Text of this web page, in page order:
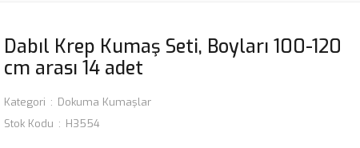
Dabıl Krep Kumaş Seti, Boyları 100-120
cm arası 14 adet
Kategori
Dokuma Kumaşlar
Stok Kodu
H3554